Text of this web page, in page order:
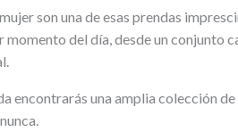
son una de esas prendas
momento del día, desde un conjunto
encontrarás una amplia colección